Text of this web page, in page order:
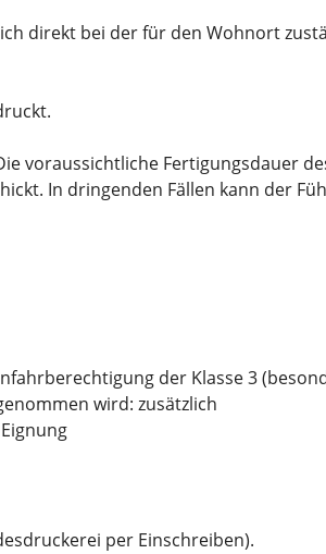
direkt bei der für den Wohnort
voraussichtliche Fertigungsdauer
In dringenden Fällen kann der
der Klasse 3
wird: zusätzlich
per Einschreiben).